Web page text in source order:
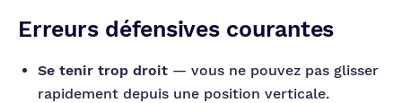
Erreurs défensives courantes
Se tenir trop droit — vous ne pouvez pas glisser
rapidement depuis une position verticale.